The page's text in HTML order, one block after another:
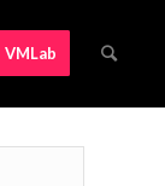
VMLab